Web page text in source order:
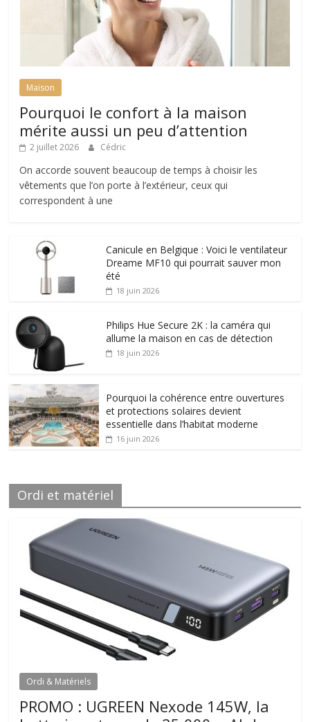
Maison
Pourquoi le confort à la maison
mérite aussi un peu d’attention
2 juillet 2026 Cédric
On accorde souvent beaucoup de temps à choisir les
vêtements que l’on porte à l’extérieur, ceux qui
correspondent à une
Canicule en Belgique : Voici le ventilateur
Dreame MF10 qui pourrait sauver mon
été
18 juin 2026
Philips Hue Secure 2K : la caméra qui
allume la maison en cas de détection
18 juin 2026
Pourquoi la cohérence entre ouvertures
et protections solaires devient
essentielle dans l’habitat moderne
16 juin 2026
Ordi et matériel
Ordi & Matériels
PROMO : UGREEN Nexode 145W, la